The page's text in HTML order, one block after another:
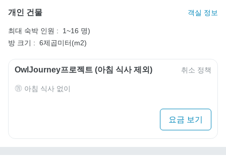
개인 건물 객실 정보
최대 숙박 인원 :
1~16 명)
방 크기 : 6제곱미터(m2)
OwlJourney프로젝트 (아침 식사 제외) 취소 정책
아침 식사 없이
요금 보기